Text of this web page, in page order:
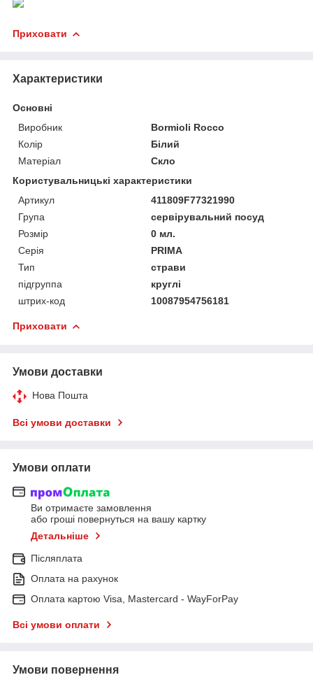
Приховати
Характеристики
Основні
Виробник
Bormioli Rocco
Колір
Білий
Матеріал
Скло
Користувальницькі характеристики
Артикул
411809F77321990
Група
сервірувальний посуд
Розмір
0 мл.
Серія
PRIMA
Тип
страви
підгруппа
круглі
штрих-код
10087954756181
Приховати
Умови доставки
Нова Пошта
Всі умови доставки
Умови оплати
Ви отримаєте замовлення
або гроші повернуться на вашу картку
Детальніше
Післяплата
Оплата на рахунок
Оплата картою Visa, Mastercard - WayForPay
Всі умови оплати
Умови повернення